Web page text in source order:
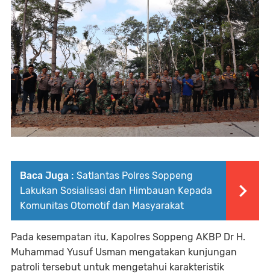
Baca Juga : Satlantas Polres Soppeng
Lakukan Sosialisasi dan Himbauan Kepada
Komunitas Otomotif dan Masyarakat
Pada kesempatan itu, Kapolres Soppeng AKBP Dr H.
Muhammad Yusuf Usman mengatakan kunjungan
patroli tersebut untuk mengetahui karakteristik